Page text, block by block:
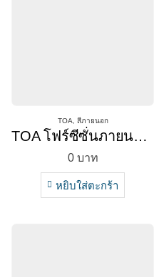
TOA สีภายนอก
TOA โฟร์ซีซั่นภายนอกด้าน
0 บาท
หยิบใส่ตะกร้า